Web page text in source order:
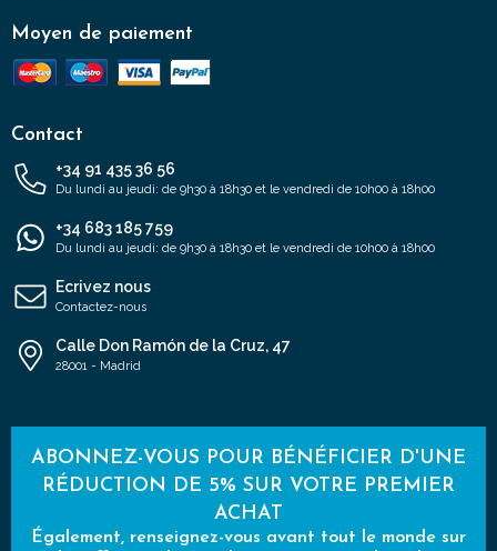
Moyen de paiement
Contact
+34 91 435 36 56
Du lundi au jeudi: de 9h30 à 18h30 et le vendredi de 10h00 à 18h00
+34 683 185 759
Du lundi au jeudi: de 9h30 à 18h30 et le vendredi de 10h00 à 18h00
Ecrivez nous
Contactez-nous
Calle Don Ramón de la Cruz, 47
28001 - Madrid
ABONNEZ-VOUS POUR BÉNÉFICIER D'UNE
RÉDUCTION DE 5% SUR VOTRE PREMIER
ACHAT
Également, renseignez-vous avant tout le monde sur